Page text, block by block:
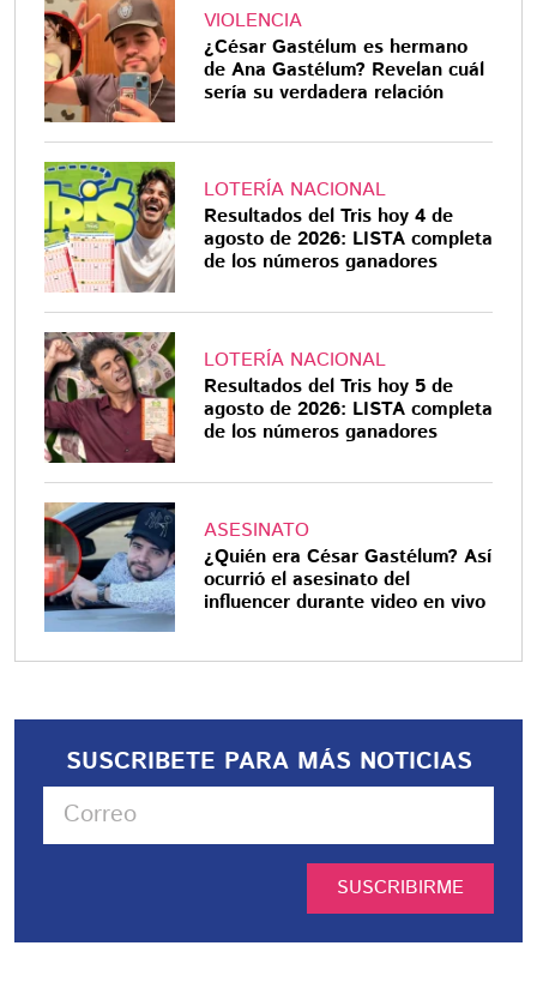
VIOLENCIA
¿César Gastélum es hermano
de Ana Gastélum? Revelan cuál
sería su verdadera relación
LOTERÍA NACIONAL
Resultados del Tris hoy 4 de
agosto de 2026: LISTA completa
de los números ganadores
LOTERÍA NACIONAL
Resultados del Tris hoy 5 de
agosto de 2026: LISTA completa
de los números ganadores
ASESINATO
¿Quién era César Gastélum? Así
ocurrió el asesinato del
influencer durante video en vivo
SUSCRIBETE PARA MÁS NOTICIAS
SUSCRIBIRME